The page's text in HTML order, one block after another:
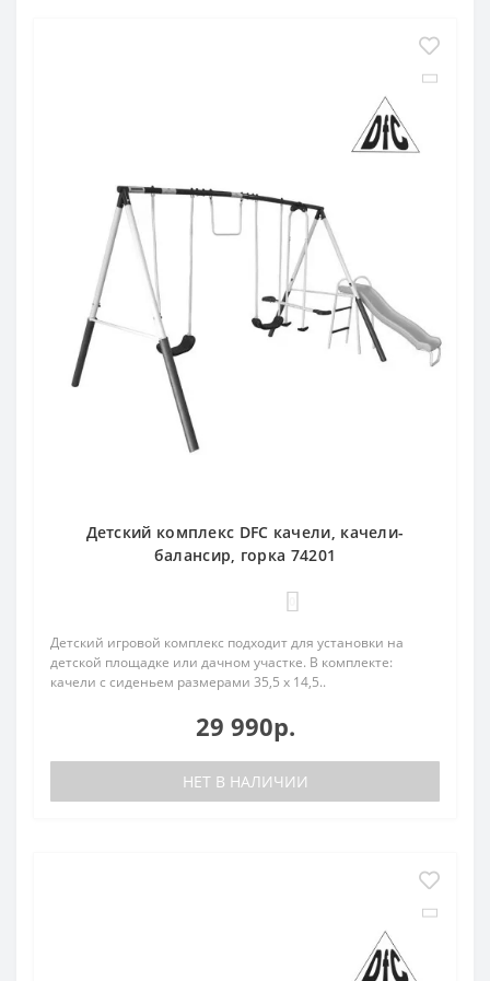
Детский комплекс DFC качели, качели-
балансир, горка 74201
Детский игровой комплекс подходит для установки на
детской площадке или дачном участке. В комплекте:
качели с сиденьем размерами 35,5 х 14,5..
29 990р.
НЕТ В НАЛИЧИИ